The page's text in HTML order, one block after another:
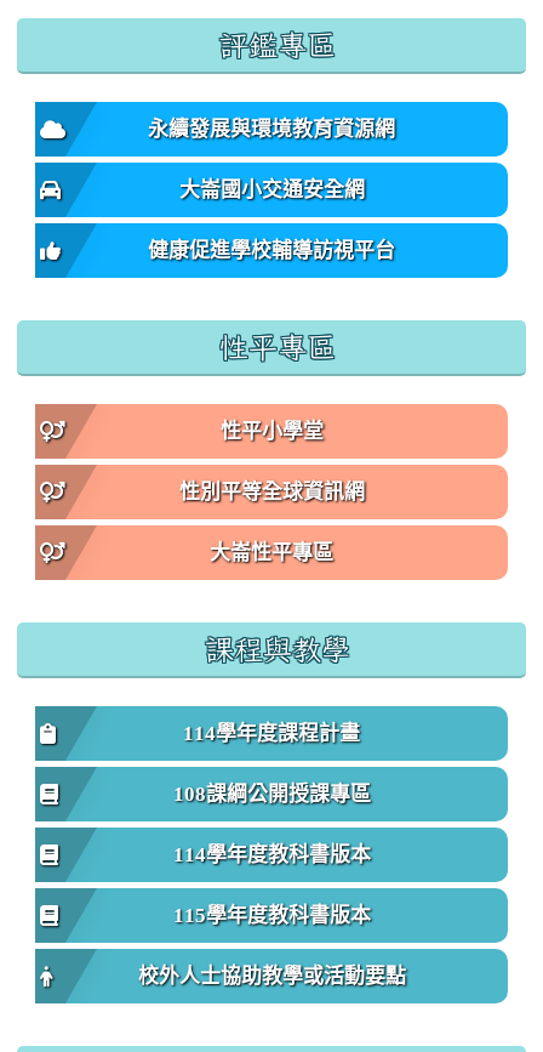
:::
評鑑專區
永續發展與環境教育資源網
大崙國小交通安全網
健康促進學校輔導訪視平台
性平專區
性平小學堂
性別平等全球資訊網
大崙性平專區
課程與教學
114學年度課程計畫
108課綱公開授課專區
114學年度教科書版本
115學年度教科書版本
校外人士協助教學或活動要點